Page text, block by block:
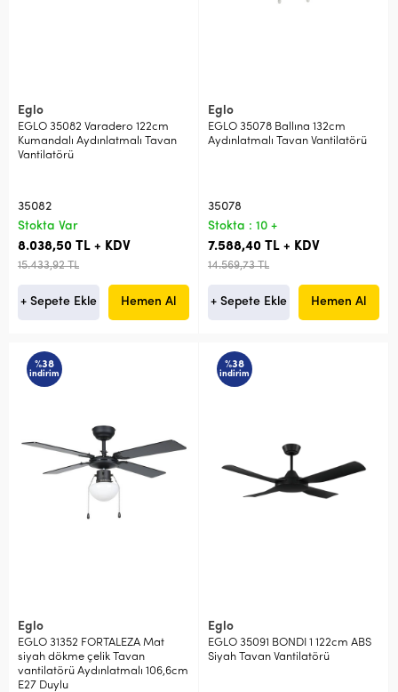
Eglo
EGLO 35082 Varadero 122cm
Kumandalı Aydınlatmalı Tavan
Vantilatörü
35082
Stokta Var
8.038,50 TL + KDV
15.433,92 TL
+ Sepete Ekle Hemen Al
Eglo
EGLO 35078 Ballına 132cm
Aydınlatmalı Tavan Vantilatörü
35078
Stokta : 10 +
7.588,40 TL + KDV
14.569,73 TL
+ Sepete Ekle Hemen Al
%38
indirim
Eglo
EGLO 31352 FORTALEZA Mat
siyah dökme çelik Tavan
vantilatörü Aydınlatmalı 106,6cm
E27 Duylu
%38
indirim
Eglo
EGLO 35091 BONDI 1 122cm ABS
Siyah Tavan Vantilatörü